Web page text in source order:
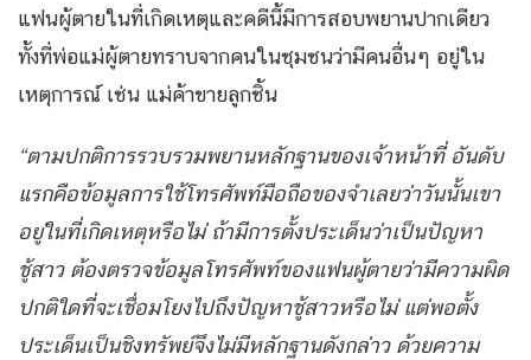
แฟนผู้ตายในที่เกิดเหตุและคดีนี้มีการสอบพยานปากเดียว
ทั้งที่พ่อแม่ผู้ตายทราบจากคนในชุมชนว่ามีคนอื่นๆ อยู่ใน
เหตุการณ์ เช่น แม่ค้าขายลูกชิ้น
“ตามปกติการรวบรวมพยานหลักฐานของเจ้าหน้าที่ อันดับ
แรกคือข้อมูลการใช้โทรศัพท์มือถือของจำเลยว่าวันนั้นเขา
อยู่ในที่เกิดเหตุหรือไม่ ถ้ามีการตั้งประเด็นว่าเป็นปัญหา
ชู้สาว ต้องตรวจข้อมูลโทรศัพท์ของแฟนผู้ตายว่ามีความผิด
ปกติใดที่จะเชื่อมโยงไปถึงปัญหาชู้สาวหรือไม่ แต่พอตั้ง
ประเด็นเป็นชิงทรัพย์จึงไม่มีหลักฐานดังกล่าว ด้วยความ